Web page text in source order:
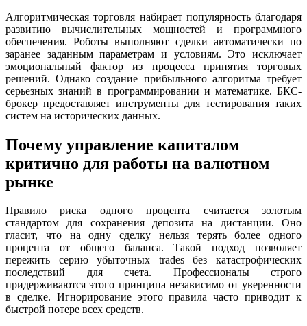
Алгоритмическая торговля набирает популярность благодаря
развитию вычислительных мощностей и программного
обеспечения. Роботы выполняют сделки автоматически по
заранее заданным параметрам и условиям. Это исключает
эмоциональный фактор из процесса принятия торговых
решений. Однако создание прибыльного алгоритма требует
серьезных знаний в программировании и математике. БКС-
брокер предоставляет инструменты для тестирования таких
систем на исторических данных.
Почему управление капиталом
критично для работы на валютном
рынке
Правило риска одного процента считается золотым
стандартом для сохранения депозита на дистанции. Оно
гласит, что на одну сделку нельзя терять более одного
процента от общего баланса. Такой подход позволяет
пережить серию убыточных trades без катастрофических
последствий для счета. Профессионалы строго
придерживаются этого принципа независимо от уверенности
в сделке. Игнорирование этого правила часто приводит к
быстрой потере всех средств.